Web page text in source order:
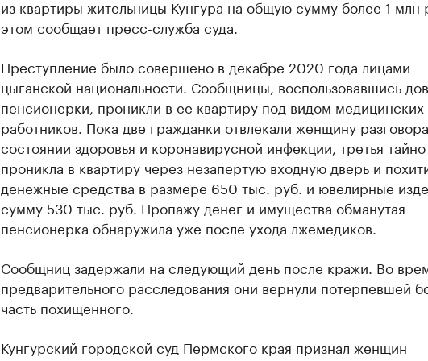
из квартиры жительницы Кунгура на общую сумму более 1 млн
этом сообщает пресс-служба суда.
Преступление было совершено в декабре 2020 года лицами
цыганской национальности. Сообщницы, воспользовавшись
пенсионерки, проникли в ее квартиру под видом медицинских
работников. Пока две гражданки отвлекали женщину
состоянии здоровья и коронавирусной инфекции, третья тайно
проникла в квартиру через незапертую входную дверь и
денежные средства в размере 650 тыс. руб. и ювелирные
сумму 530 тыс. руб. Пропажу денег и имущества обманутая
пенсионерка обнаружила уже после ухода лжемедиков.
Сообщниц задержали на следующий день после кражи. Во
предварительного расследования они вернули потерпевшей
часть похищенного.
Кунгурский городской суд Пермского края признал женщин